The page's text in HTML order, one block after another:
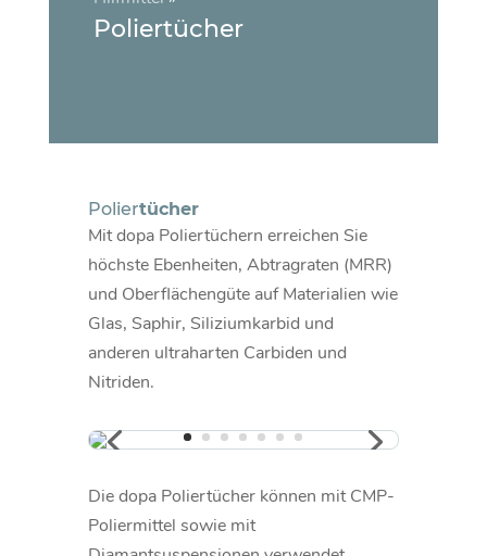
Poliertücher
Poliertücher
Mit dopa Poliertüchern erreichen Sie
höchste Ebenheiten, Abtragraten (MRR)
und Oberflächengüte auf Materialien wie
Glas, Saphir, Siliziumkarbid und
anderen ultraharten Carbiden und
Nitriden.
Die dopa Poliertücher können mit CMP-
Poliermittel sowie mit